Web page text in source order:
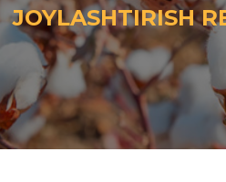
JOYLASHTIRISH